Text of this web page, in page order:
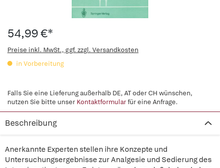
54,99 €*
Preise inkl. MwSt., ggf. zzgl. Versandkosten
in Vorbereitung
Falls Sie eine Lieferung außerhalb DE, AT oder CH wünschen,
nutzen Sie bitte unser Kontaktformularfür eine Anfrage.
Beschreibung
Anerkannte Experten stellen ihre Konzepte und
Untersuchungsergebnisse zur Analgesie und Sedierung des